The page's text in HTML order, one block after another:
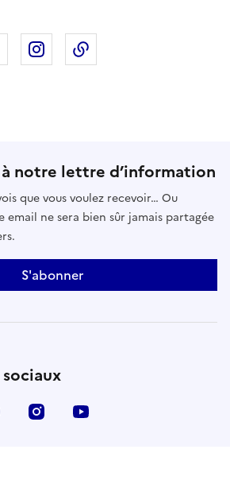
sur X
Partager sur Linkedin
Partager sur Instagram
notre lettre d’information
que vous voulez recevoir… Ou
email ne sera bien sûr jamais partagée
S'abonner
facebook instagram